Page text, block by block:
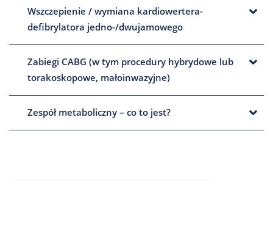
Wszczepienie / wymiana kardiowertera-
defibrylatora jedno-/dwujamowego
Zabiegi CABG (w tym procedury hybrydowe lub
torakoskopowe, małoinwazyjne)
Zespół metaboliczny – co to jest?